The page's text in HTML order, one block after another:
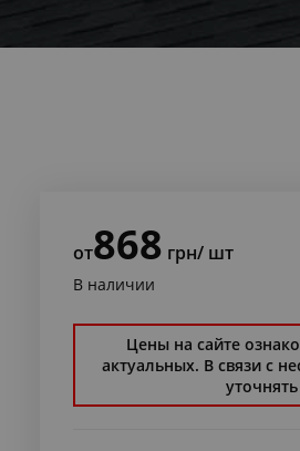
от868 грн/ шт
В наличии
Цены на сайте
актуальных. В связи с